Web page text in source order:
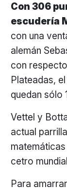
Con 306
escudería
con una
alemán
con
Plateadas,
quedan sólo
Vettel y
actual
cetro
Para